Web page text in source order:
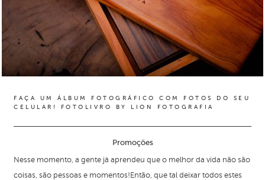
FAÇA UM ÁLBUM FOTOGRÁFICO COM FOTOS DO SEU
CELULAR! FOTOLIVRO BY LION FOTOGRAFIA
Promoções
Nesse momento, a gente já aprendeu que o melhor da vida não são
coisas, são pessoas e momentos!Então, que tal deixar todos estes